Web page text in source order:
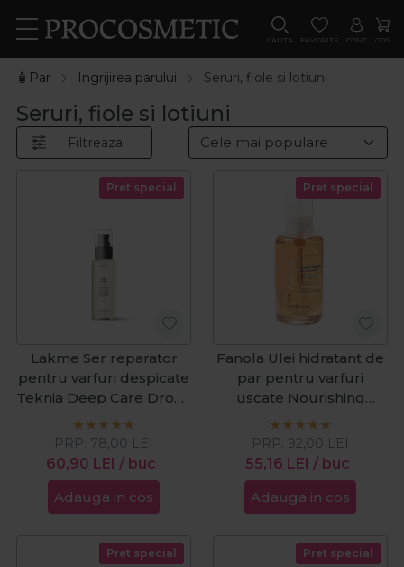
CAUTA FAVORITE CONT COS
🧴Par Ingrijirea parului Seruri, fiole si lotiuni
Seruri, fiole si lotiuni
Filtreaza
Pret special
Lakme Ser reparator
pentru varfuri despicate
Teknia Deep Care Drops
100ml
60,90 LEI / buc
PRP: 78,00 LEI
Adauga in cos
Pret special
Fanola Ulei hidratant de
par pentru varfuri
uscate Nourishing
Cristalli Liquidi 100ml
55,16 LEI / buc
PRP: 92,00 LEI
Adauga in cos
Pret special Pret special